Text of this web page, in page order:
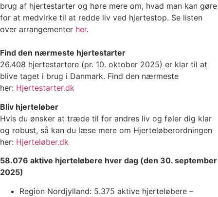
brug af hjertestarter og høre mere om, hvad man kan gøre
for at medvirke til at redde liv ved hjertestop. Se listen
over arrangementer her.
Find den nærmeste hjertestarter
26.408 hjertestartere (pr. 10. oktober 2025) er klar til at
blive taget i brug i Danmark. Find den nærmeste
her: Hjertestarter.dk
Bliv hjerteløber
Hvis du ønsker at træde til for andres liv og føler dig klar
og robust, så kan du læse mere om Hjerteløberordningen
her: Hjerteløber.dk
58.076 aktive hjerteløbere hver dag (den 30. september
2025)
Region Nordjylland: 5.375 aktive hjerteløbere –